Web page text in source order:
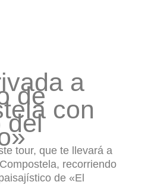
a
de con
del
tour, que te llevará a
recorriendo
de «El